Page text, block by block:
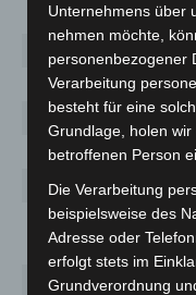
Harburg 5802
Heidekreis
2913
Helmstedt
2101
Hildesheim
7697
Holzminden
1350
Leer
3814
Lüchow-
Dannenberg
652
Lüneburg 2854
Unternehmens über
nehmen möchte,
personenbezogener
Verarbeitung
besteht für eine
Grundlage, holen
betroffenen Person
Die Verarbeitung
beispielsweise des
Adresse oder
erfolgt stets im
Grundverordnung